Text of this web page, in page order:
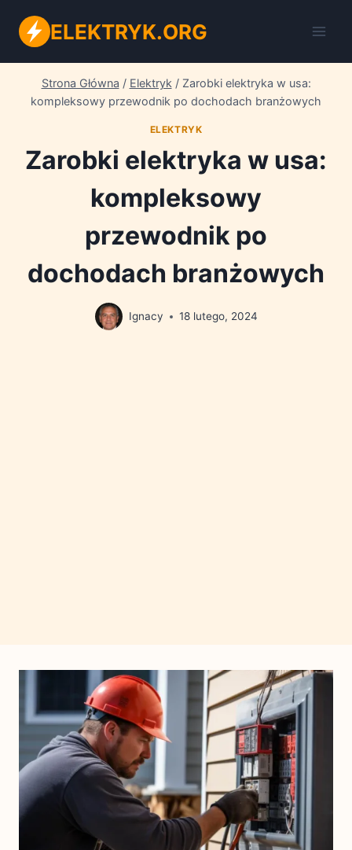
treści
ELEKTRYK.ORG
Strona Główna / Elektryk / Zarobki elektryka w usa:
kompleksowy przewodnik po dochodach branżowych
ELEKTRYK
Zarobki elektryka w usa:
kompleksowy
przewodnik po
dochodach branżowych
Ignacy 18 lutego, 2024